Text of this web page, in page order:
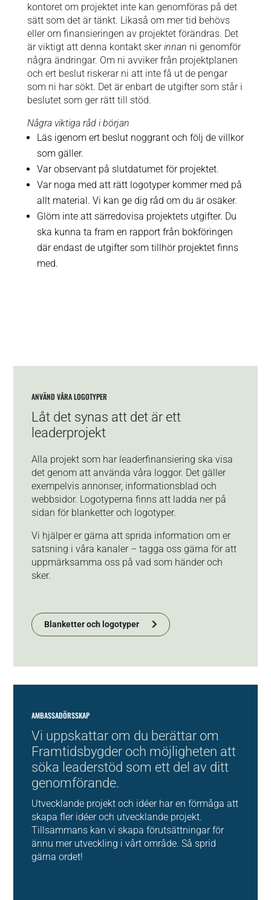
kontoret om projektet inte kan genomföras på det
sätt som det är tänkt. Likaså om mer tid behövs
eller om finansieringen av projektet förändras. Det
är viktigt att denna kontakt skerinnan ni genomför
några ändringar. Om ni avviker från projektplanen
och ert beslut riskerar ni att inte få ut de pengar
som ni har sökt. Det är enbart de utgifter som står i
beslutet som ger rätt till stöd.
Några viktiga råd i början
Läs igenom ert beslut noggrant och följ de villkor
som gäller.
Var observant på slutdatumet för projektet.
Var noga med att rätt logotyper kommer med på
allt material. Vi kan ge dig råd om du är osäker.
Glöm inte att särredovisa projektets utgifter. Du
ska kunna ta fram en rapport från bokföringen
där endast de utgifter som tillhör projektet finns
med.
ANVÄND VÅRA LOGOTYPER
Låt det synas att det är ett
leaderprojekt
Alla projekt som har leaderfinansiering ska visa
det genom att använda våra loggor. Det gäller
exempelvis annonser, informationsblad och
webbsidor. Logotyperna finns att ladda ner på
sidan för blanketter och logotyper.
Vi hjälper er gärna att sprida information om er
satsning i våra kanaler – tagga oss gärna för att
uppmärksamma oss på vad som händer och
sker.
Blanketter och logotyper
AMBASSADÖRSSKAP
Vi uppskattar om du berättar om
Framtidsbygder och möjligheten att
söka leaderstöd som ett del av ditt
genomförande.
Utvecklande projekt och idéer har en förmåga att
skapa fler idéer och utvecklande projekt.
Tillsammans kan vi skapa förutsättningar för
ännu mer utveckling i vårt område. Så sprid
gärna ordet!